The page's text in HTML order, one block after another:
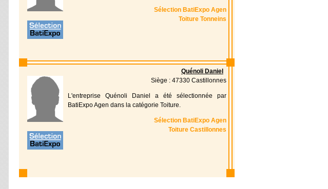
Sélection BatiExpo Agen
Toiture Tonneins
Quénoli Daniel
Siège : 47330 Castillonnes
L'entreprise Quénoli Daniel a été sélectionnée par
BatiExpo Agen dans la catégorie Toiture.
Sélection BatiExpo Agen
Toiture Castillonnes